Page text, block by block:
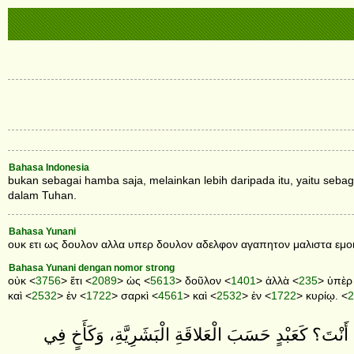
Bahasa Indonesia
bukan sebagai hamba saja, melainkan lebih daripada itu, yaitu
dalam Tuhan.
Bahasa Yunani
ουκ ετι ως δουλον αλλα υπερ δουλον αδελφον αγαπητον μαλιστα
Bahasa Yunani dengan nomor strong
οὐκ <3756> ἔτι <2089> ὡς <5613> δοῦλον <1401> ἀλλὰ <235>
καὶ <2532> ἐν <1722> σαρκὶ <4561> καὶ <2532> ἐν <1722> κυρίῳ. <
أَنْتَ؟ كَعَبْدٍ حَسَبَ الْعَلاقَةِ الْبَشَرِيَّةِ، وَكَأَخٍ فِي